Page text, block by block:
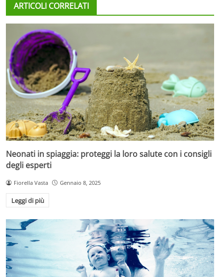
ARTICOLI CORRELATI
Neonati in spiaggia: proteggi la loro salute con i consigli
degli esperti
Fiorella Vasta Gennaio 8, 2025
Leggi di più